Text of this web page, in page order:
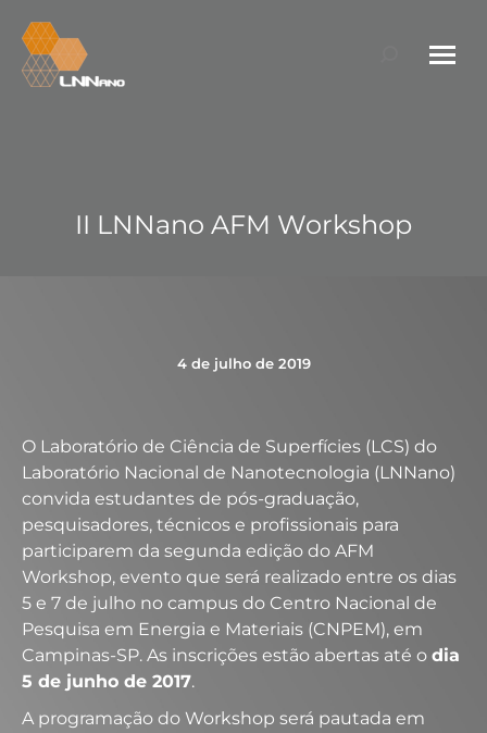
Search:
II LNNano AFM Workshop
4 de julho de 2019
O Laboratório de Ciência de Superfícies (LCS) do
Laboratório Nacional de Nanotecnologia (LNNano)
convida estudantes de pós-graduação,
pesquisadores, técnicos e profissionais para
participarem da segunda edição do AFM
Workshop, evento que será realizado entre os dias
5 e 7 de julho no campus do Centro Nacional de
Pesquisa em Energia e Materiais (CNPEM), em
Campinas-SP. As inscrições estão abertas até o dia
5 de junho de 2017.
A programação do Workshop será pautada em